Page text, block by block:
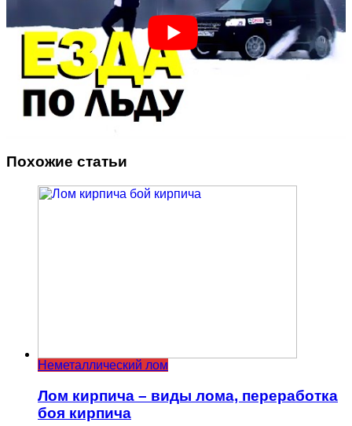
Похожие статьи
Неметаллический лом
Лом кирпича – виды лома, переработка
боя кирпича